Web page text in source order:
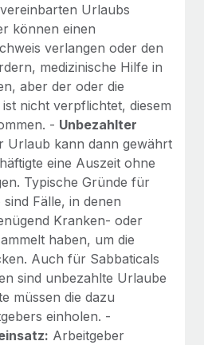
Urlaubs
können einen
verlangen oder den
medizinische Hilfe in
aber der oder die
nicht verpflichtet, diesem
- Unbezahlter
Urlaub kann dann gewährt
eine Auszeit ohne
Typische Gründe für
Fälle, in denen
Kranken- oder
haben, um die
Auch für Sabbaticals
sind unbezahlte Urlaube
müssen die dazu
einholen. -
Arbeitgeber